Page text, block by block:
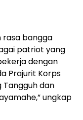
rasa bangga
patriot yang
dengan
Prajurit Korps
Tangguh dan
ungkap